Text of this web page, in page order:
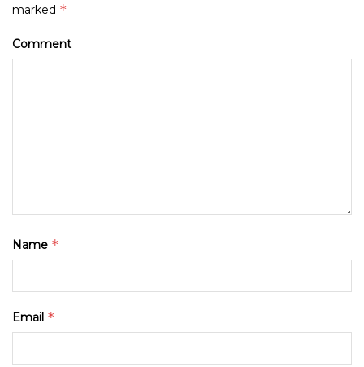
marked *
Comment
Name *
Email *